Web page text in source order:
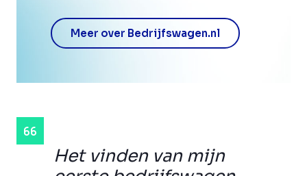
Het vinden van mijn
Meer over Bedrijfswagen.nl